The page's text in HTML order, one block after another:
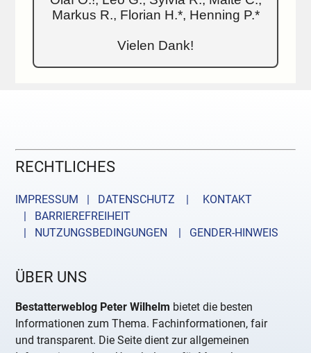
Markus R., Florian H.*, Henning P.*
Vielen Dank!
RECHTLICHES
IMPRESSUM | DATENSCHUTZ |
KONTAKT
| BARRIEREFREIHEIT
| NUTZUNGSBEDINGUNGEN
| GENDER-HINWEIS
ÜBER UNS
Bestatterweblog Peter Wilhelm bietet die besten
Informationen zum Thema. Fachinformationen, fair
und transparent. Die Seite dient zur allgemeinen